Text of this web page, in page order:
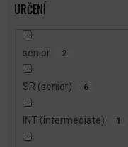
URČENÍ
senior 2
SR (senior) 6
INT (intermediate) 1